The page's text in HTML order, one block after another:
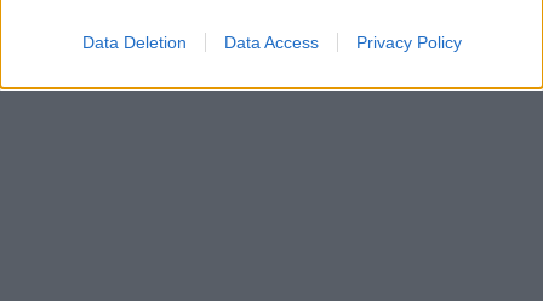
Data Deletion Data Access Privacy Policy